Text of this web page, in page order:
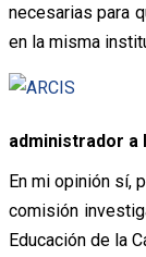
necesarias para
en la misma
administrador a
En mi opinión sí,
comisión
Educación de la